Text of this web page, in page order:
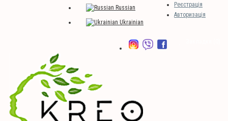
Реєстрація
Авторизація
Russian
Ukrainian